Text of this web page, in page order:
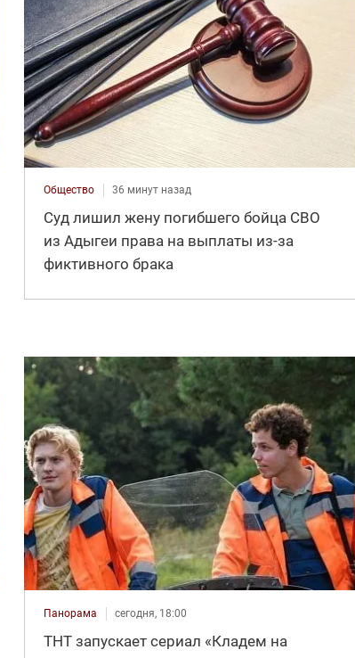
Общество 36 минут назад
Суд лишил жену погибшего бойца СВО
из Адыгеи права на выплаты из-за
фиктивного брака
Панорама сегодня, 18:00
ТНТ запускает сериал «Кладем на